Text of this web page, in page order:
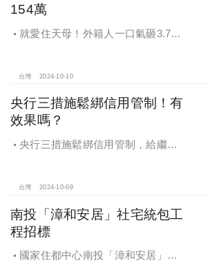
154萬
就愛住天母！外籍人一口氣砸3.78
台灣 2024-10-10
央行三措施鬆綁信用管制！有
效果嗎？
央行三措施鬆綁信用管制，給繼
台灣 2024-10-09
南投「漳和安居」社宅統包工
程招標
國家住都中心南投「漳和安居」社